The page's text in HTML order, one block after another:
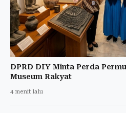
DPRD DIY Minta Perda
Museum Rakyat
4 menit lalu